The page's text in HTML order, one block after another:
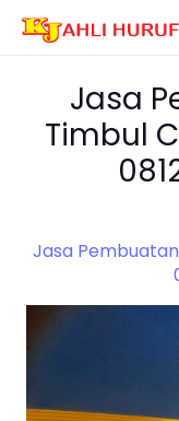
Jasa
Timbul
Jasa